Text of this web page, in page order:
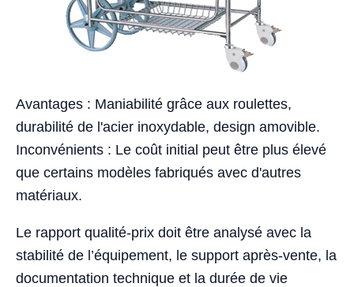
Avantages : Maniabilité grâce aux roulettes,
durabilité de l'acier inoxydable, design amovible.
Inconvénients : Le coût initial peut être plus élevé
que certains modèles fabriqués avec d'autres
matériaux.
Le rapport qualité-prix doit être analysé avec la
stabilité de l’équipement, le support après-vente, la
documentation technique et la durée de vie